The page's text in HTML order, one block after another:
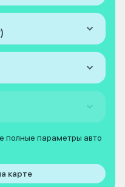
полные параметры авто
карте